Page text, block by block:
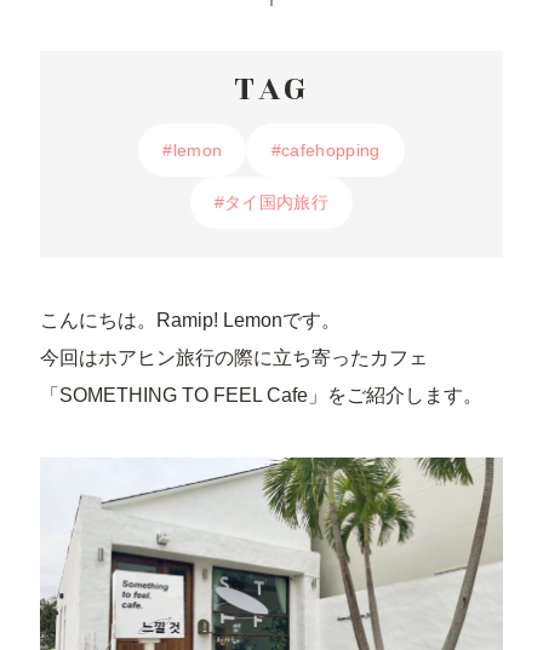
TAG
#lemon
#lemon #cafehopping
#cafehopping
#タイ国内旅行
#タイ国内旅行
こんにちは。Ramip! Lemonです。
今回はホアヒン旅行の際に立ち寄ったカフェ
「SOMETHING TO FEEL Cafe」をご紹介します。